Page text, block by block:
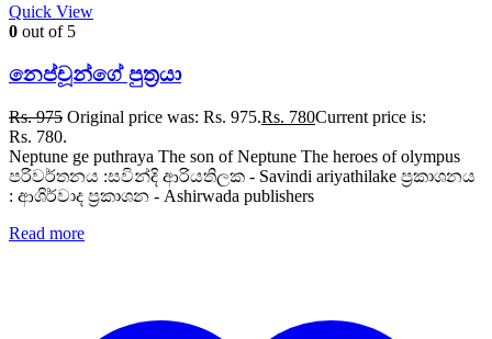
Quick View
0 out of 5
නෙප්චූන්ගේ පුත්‍රයා
Rs.975 Original price was: Rs. 975.Rs. 780Current price is:
Rs. 780.
Neptune ge puthraya The son of Neptune The heroes of olympus
පරිවර්තනය :සවින්දි ආරියතිලක - Savindi ariyathilake ප්‍රකාශනය
: ආශිර්වාද ප්‍රකාශන - Ashirwada publishers
Read more